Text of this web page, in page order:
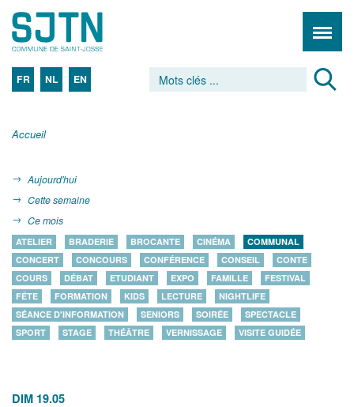
FR NL EN
Accueil
Aujourd'hui
Cette semaine
Ce mois
ATELIER BRADERIE BROCANTE CINÉMA
COMMUNAL
CONCERT
CONCOURS CONFÉRENCE CONSEIL
CONTE
COURS
DÉBAT ETUDIANT EXPO FAMILLE
FESTIVAL
FÊTE
FORMATION KIDS LECTURE
NIGHTLIFE
SÉANCE D'INFORMATION
SENIORS SOIRÉE
SPECTACLE
SPORT
STAGE THÉÂTRE VERNISSAGE VISITE GUIDÉE
DIM 19.05